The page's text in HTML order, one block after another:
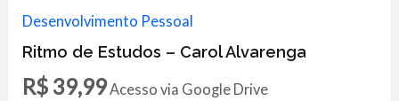
Desenvolvimento Pessoal
Ritmo de Estudos – Carol Alvarenga
R$ 39,99Acesso via Google Drive